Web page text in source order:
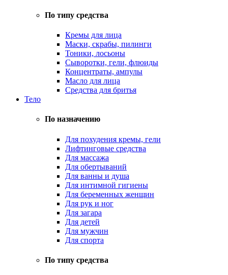
По типу средства
Кремы для лица
Маски, скрабы, пилинги
Тоники, лосьоны
Сыворотки, гели, флюиды
Концентраты, ампулы
Масло для лица
Средства для бритья
Тело
По назначению
Для похудения кремы, гели
Лифтинговые средства
Для массажа
Для обертываний
Для ванны и душа
Для интимной гигиены
Для беременных женщин
Для рук и ног
Для загара
Для детей
Для мужчин
Для спорта
По типу средства